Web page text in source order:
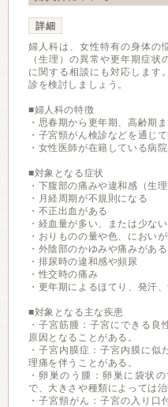
詳細
婦人科は、女性特有の身体の
（生理）の異常や更年期症
に関する相談にも対応します
診を検討しましょう。
■婦人科の特徴
・思春期から更年期、高齢期
・子宮頸がん検診などを通じ
・女性医師が在籍している病
■対象となる症状
・下腹部の痛みや違和感（生理
・月経周期が不規則になる
・不正出血がある
・経血量が多い、または少ない
・おりものの量や色、におい
・外陰部のかゆみや痛みがある
・排尿時の違和感や頻尿
・性交時の痛み
・更年期によるほてり、発汗
■対象となる主な疾患
・子宮筋腫：子宮にできる良
原因となることがある。
・子宮内膜症：子宮内膜に似
理痛を伴うことがある。
・卵巣のう腫：卵巣に袋状
で、大きさや種類によっては治
・子宮頸がん：子宮の入り口